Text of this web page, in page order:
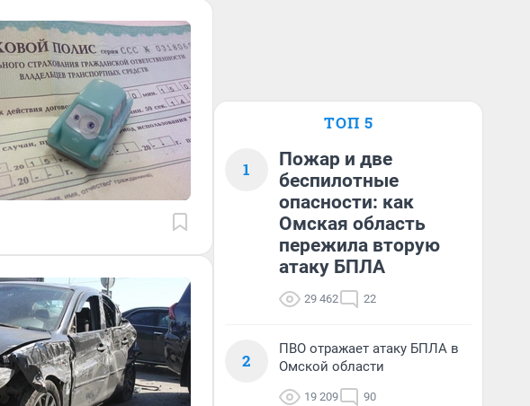
ТОП 5
1
Пожар и две
беспилотные
опасности: как
Омская область
пережила вторую
атаку БПЛА
29 462 22
2
ПВО отражает атаку БПЛА в
Омской области
19 209 90